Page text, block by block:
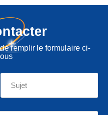
remplir le formulaire ci-